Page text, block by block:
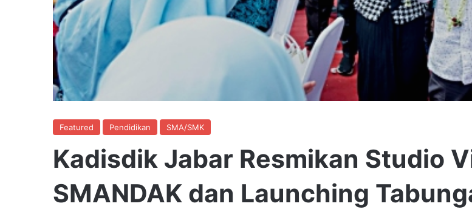
Featured Pendidikan SMA/SMK
Kadisdik Jabar Resmikan Studio
SMANDAK dan Launching